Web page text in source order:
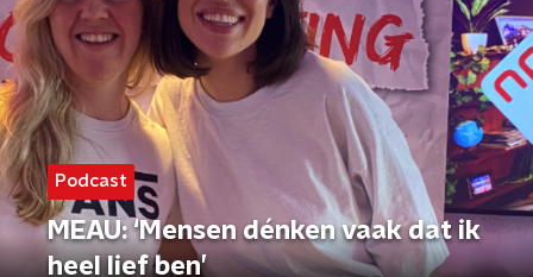
Podcast
MEAU: ‘Mensen dénken vaak dat ik
heel lief ben’